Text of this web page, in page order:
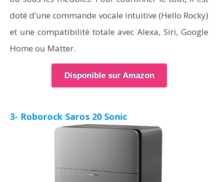
doté d’une commande vocale intuitive (Hello Rocky)
et une compatibilité totale avec Alexa, Siri, Google
Home ou Matter.
Disponible sur Amazon
3- Roborock Saros 20 Sonic